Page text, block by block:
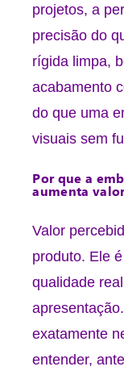
projetos, a
precisão do
rígida limpa,
acabamento
do que uma
visuais sem
Por que a
aumenta
Valor
produto. Ele
qualidade
exatamente
entender,